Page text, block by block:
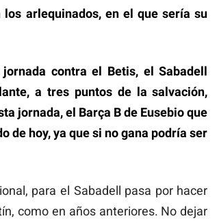
arlequinados, en el que sería su
contra el Betis, el Sabadell
a tres puntos de la salvación,
jornada, el Barça B de Eusebio que
de hoy, ya que si no gana podría ser
para el Sabadell pasa por hacer
como en años anteriores. No dejar